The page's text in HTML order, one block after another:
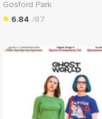
Gosford Park
6.84 /87